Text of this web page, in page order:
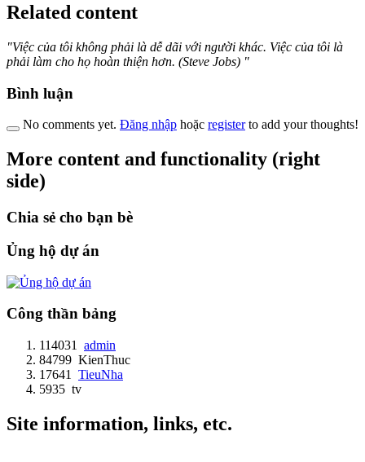
Related content
"Việc của tôi không phải là dễ dãi với người khác. Việc của tôi là
phải làm cho họ hoàn thiện hơn. (Steve Jobs) "
Bình luận
No comments yet. Đăng nhập hoặc registerto add your thoughts!
More content and functionality (right
side)
Chia sẻ cho bạn bè
Ủng hộ dự án
Công thần bảng
114031
admin
84799 KienThuc
17641
TieuNha
5935 tv
Site information, links, etc.